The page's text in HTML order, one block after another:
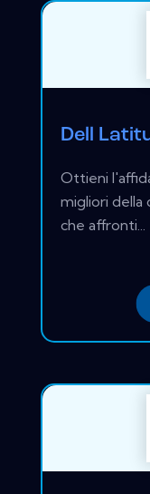
Dell
Ottieni
migliori della
che affronti...